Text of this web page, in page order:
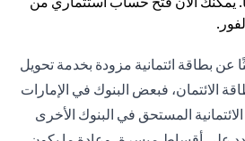
بطاقة ائتمانية مزودة بخدمة تحويل
الائتمان، فبعض البنوك في الإمارات
المستحق في البنوك الأخرى